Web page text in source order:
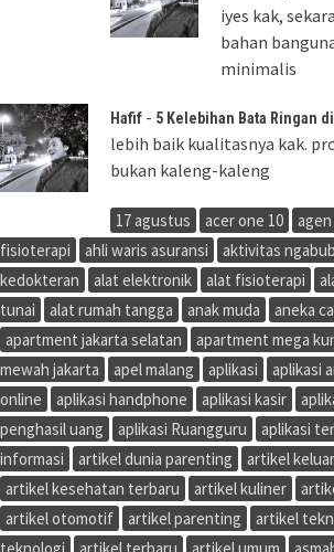
iyes kak,
bahan
minimalis
Hafif - 5 Kelebihan Bata Ringan
lebih baik kualitasnya kak.
bukan kaleng-kaleng
17 agustus acer one 10
fisioterapi
ahli waris asuransi aktivitas
kedokteran
alat elektronik alat fisioterapi
tunai
alat rumah tangga anak muda
aneka
apartment jakarta selatan
apartment mega
mewah jakarta
apel malang aplikasi aplikasi
online
aplikasi handphone aplikasi kasir
penghasil uang
aplikasi Ruangguru aplikasi
informasi
artikel dunia parenting artikel
artikel kesehatan terbaru
artikel kuliner
artikel otomotif
artikel parenting artikel
teknologi
artikel terbaru artikel umum